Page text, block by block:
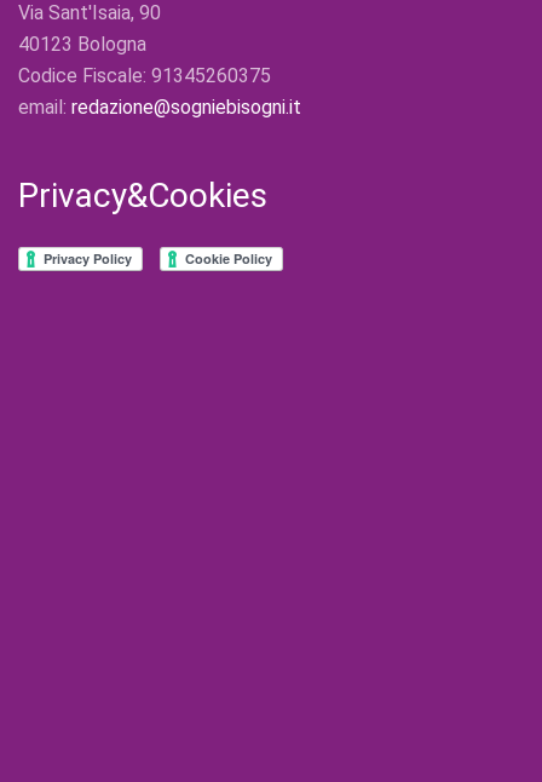
Via Sant'Isaia, 90
40123 Bologna
Codice Fiscale: 91345260375
email: redazione@sogniebisogni.it
Privacy&Cookies